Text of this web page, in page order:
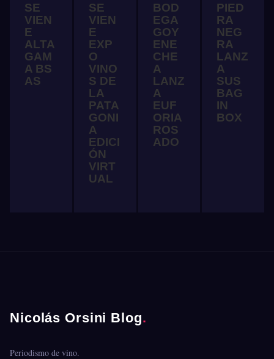
SE
VIEN
E
ALTA
GAM
A BS
AS
SE
VIEN
E
EXP
O
VINO
S DE
LA
PATA
GONI
A
EDICI
ÓN
VIRT
UAL
BOD
EGA
GOY
ENE
CHE
A
LANZ
A
EUF
ORIA
ROS
ADO
PIED
RA
NEG
RA
LANZ
A
SUS
BAG
IN
BOX
Nicolás Orsini Blog.
Periodismo de vino.